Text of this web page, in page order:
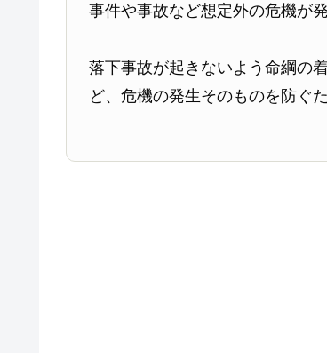
事件や事故など想定外の危機が
落下事故が起きないよう命綱の
ど、危機の発生そのものを防ぐ